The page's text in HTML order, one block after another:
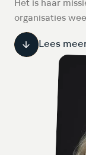
Het is haar
organisaties
Lees